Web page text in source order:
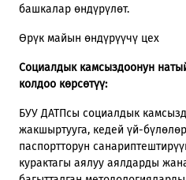
башкалар өндүрүлөт.
Өрүк майын өндүрүүчү цех
Социалдык камсыздоонун
колдоо көрсөтүү:
БУУ ДАТПсы социалдык
жакшыртууга, кедей үй-
паспортторун
курактагы аялуу аялдарды